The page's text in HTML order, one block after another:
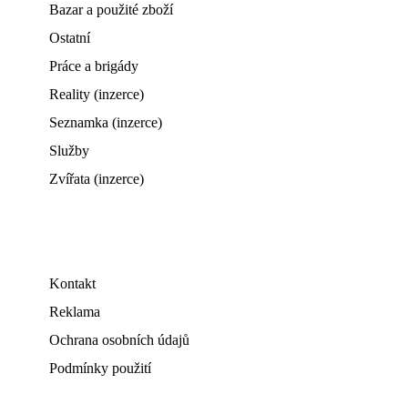
Bazar a použité zboží
Ostatní
Práce a brigády
Reality (inzerce)
Seznamka (inzerce)
Služby
Zvířata (inzerce)
Kontakt
Reklama
Ochrana osobních údajů
Podmínky použití